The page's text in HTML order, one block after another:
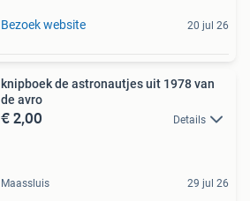
Bezoek website 20 jul 26
knipboek de astronautjes uit 1978 van
de avro
€ 2,00 Details
Maassluis 29 jul 26